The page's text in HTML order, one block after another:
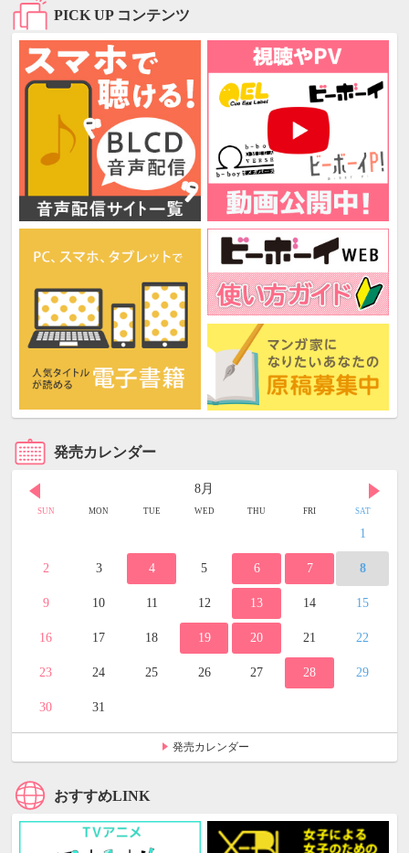
PICK UP コンテンツ
発売カレンダー
8月
SUN MON TUE WED THU FRI SAT
1
2 3 4 5 6 7 8
9 10 11 12 13 14 15
16 17 18 19 20 21 22
23 24 25 26 27 28 29
30 31
発売カレンダー
おすすめLINK